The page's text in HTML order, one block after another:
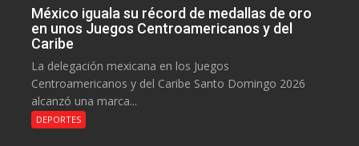
México iguala su récord de medallas de oro
en unos Juegos Centroamericanos y del
Caribe
La delegación mexicana en los Juegos
Centroamericanos y del Caribe Santo Domingo 2026
alcanzó una marca...
DEPORTES